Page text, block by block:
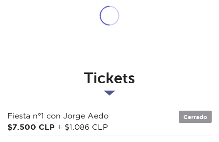
Tickets
Fiesta n°1 con Jorge Aedo
$7.500 CLP + $1.086 CLP
Cerrado